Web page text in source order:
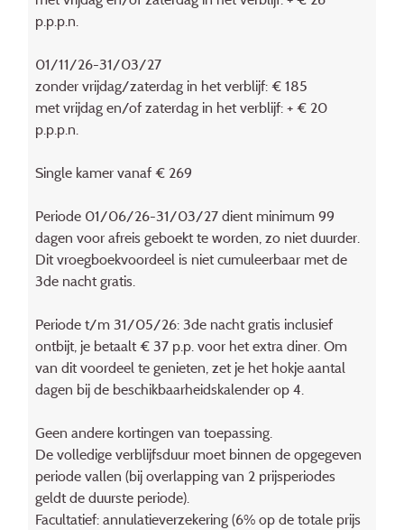
p.p.p.n.
01/11/26-31/03/27
zonder vrijdag/zaterdag in het verblijf: € 185
met vrijdag en/of zaterdag in het verblijf: + € 20
p.p.p.n.
Single kamer vanaf € 269
Periode 01/06/26-31/03/27 dient minimum 99
dagen voor afreis geboekt te worden, zo niet duurder.
Dit vroegboekvoordeel is niet cumuleerbaar met de
3de nacht gratis.
Periode t/m 31/05/26: 3de nacht gratis inclusief
ontbijt, je betaalt € 37 p.p. voor het extra diner. Om
van dit voordeel te genieten, zet je het hokje aantal
dagen bij de beschikbaarheidskalender op 4.
Geen andere kortingen van toepassing.
De volledige verblijfsduur moet binnen de opgegeven
periode vallen (bij overlapping van 2 prijsperiodes
geldt de duurste periode).
Facultatief: annulatieverzekering (6% op de totale prijs